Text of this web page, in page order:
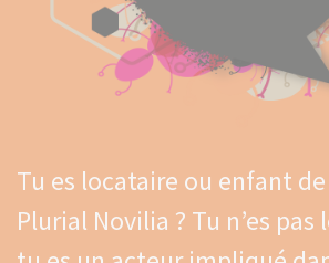
Tu es locataire ou enfant
Plurial Novilia ? Tu n’es